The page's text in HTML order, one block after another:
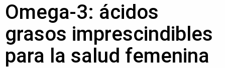
Omega-3: ácidos
grasos imprescindibles
para la salud femenina